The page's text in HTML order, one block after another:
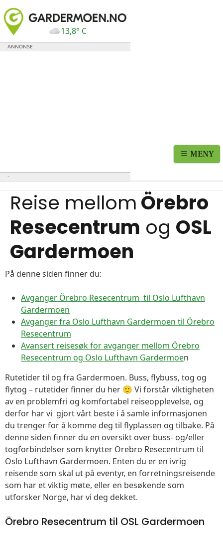
13,8° C
MENY
Reise mellom Örebro
Resecentrum og OSL
Gardermoen
På denne siden finner du:
Avganger Örebro Resecentrum til Oslo Lufthavn
Gardermoen
Avganger fra Oslo Lufthavn Gardermoen til Örebro
Resecentrum
Avansert reisesøk for avganger mellom Örebro
Resecentrum og Oslo Lufthavn Gardermoen
Rutetider til og fra Gardermoen. Buss, flybuss, tog og
flytog – rutetider finner du her 🙂 Vi forstår viktigheten
av en problemfri og komfortabel reiseopplevelse, og
derfor har vi gjort vårt beste i å samle informasjonen
du trenger for å komme deg til flyplassen og tilbake. På
denne siden finner du en oversikt over buss- og/eller
togforbindelser som knytter Örebro Resecentrum til
Oslo Lufthavn Gardermoen. Enten du er en ivrig
reisende som skal ut på eventyr, en forretningsreisende
som har et viktig møte, eller en besøkende som
utforsker Norge, har vi deg dekket.
Örebro Resecentrum til OSL Gardermoen